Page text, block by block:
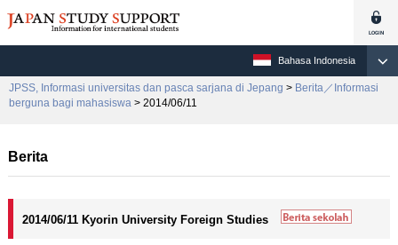
Bahasa Indonesia
JPSS, Informasi universitas dan pasca sarjana di Jepang > Berita／Informasi
berguna bagi mahasiswa > 2014/06/11
Berita
2014/06/11 Kyorin University Foreign Studies